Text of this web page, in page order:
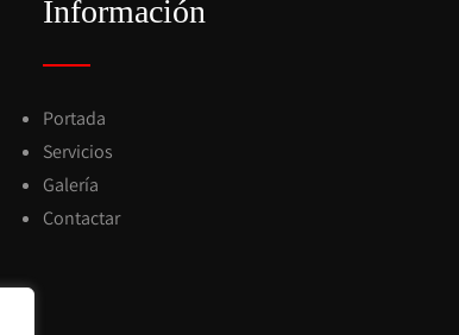
Información
Portada
Servicios
Galería
Contactar